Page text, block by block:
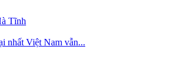
Tĩnh
nhất Việt Nam vẫn...